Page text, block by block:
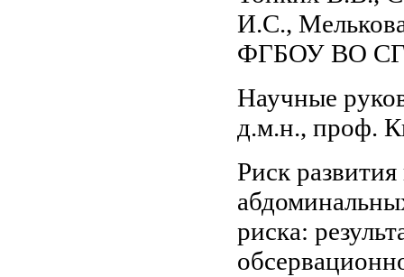
И.С.,
ФГБОУ ВО
Научные
д.м.н., проф.
Риск
риска: